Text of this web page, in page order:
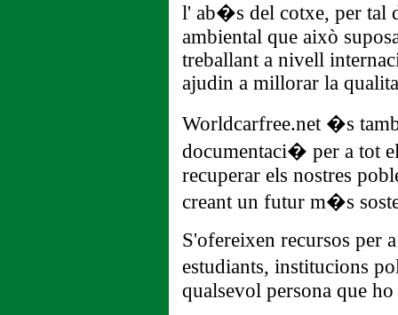
l' ab�s del cotxe, per tal
ambiental que això
treballant a nivell
ajudin a millorar la
Worldcarfree.net �s
documentaci� per a tot
recuperar els nostres
creant un futur m�s
S'ofereixen recursos per
estudiants, institucions
qualsevol persona que ho